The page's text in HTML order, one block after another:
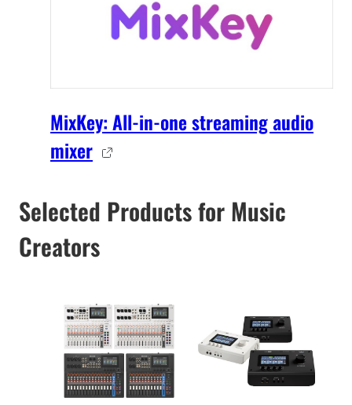
MixKey: All-in-one streaming audio
mixer
Selected Products for Music
Creators